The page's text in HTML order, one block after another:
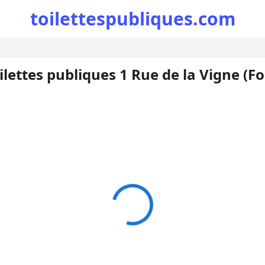
toilettespubliques.com
publiques 1 Rue de la Vigne